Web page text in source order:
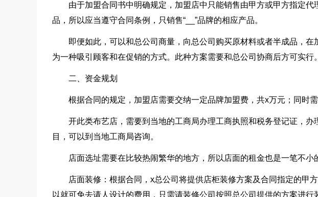
由于加盟合同书中明确规定，加盟店中只能销售由甲方或甲方指定
品，所以应当遵守合同条例，只销售“__”品牌的相应产品。
即便如此，可以和总公司商量，向总公司购买原材料或者半成品，
为一种吸引顾客和在促销的方式。此种方案需要和总公司协商后方可实行。
二、资金规划
根据合同的规定，加盟店需要交纳一定品牌加盟费，共x万元；同时
开此类布艺店，需要到当地的工商局办理工商执照和税务登记证，
目，可以到当地工商局咨询。
店面选址需要在比较热闹繁华的地方，所以店面的租金也是一笔不小
店面装修：根据合同，x总公司将提供店柜装修方案及合同指定的甲
以就可免去请人设计的费用，只需请装修公司按照总公司提供的方案进行